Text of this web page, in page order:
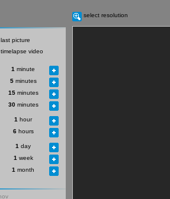
last picture
timelapse video
1 minute
5minutes
15minutes
30minutes
1 hour
6hours
1 day
1 week
1 month
select resolution